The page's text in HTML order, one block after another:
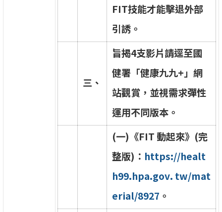
FIT技能才能擊退外部
引誘。
三 、
旨揭4支影片請逕至國
健署「健康九九+」 網
站觀賞， 並視需求彈性
運用不同版本。
(一) 《FIT 動起來》 (完
整版) ： https://healt
h99.hpa.gov. tw/mat
erial/8927 。